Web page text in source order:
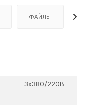
ФАЙЛЫ
3х380/220В